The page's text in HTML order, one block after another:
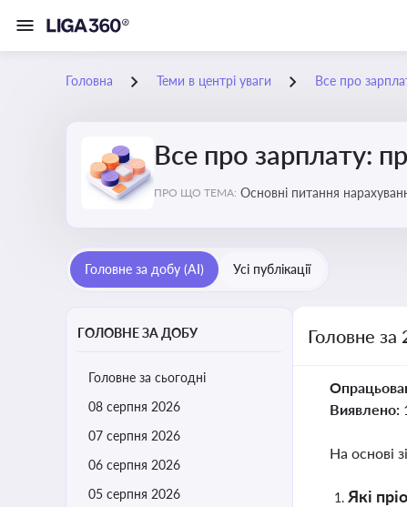
Головна Теми в центрі уваги Все про
Все про зарплату:
ПРО ЩО ТЕМА: Основні питання
Головне за добу (AI) Усі публікації
ГОЛОВНЕ ЗА ДОБУ
Головне за сьогодні
08 серпня 2026
07 серпня 2026
06 серпня 2026
05 серпня 2026
Головне
Виявлено:
На основі
Які